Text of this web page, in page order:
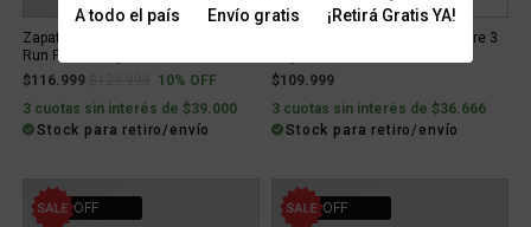
A todo el país Envío gratis ¡Retirá Gratis YA!
Zapatillas Running Skechers Go
Run Pure 4 Mujer
$116.999
Price reduced from
to10% OFF
3 cuotas sin interés de $39.000
Stock para retiro/envío
Zapatillas Skechers Go Run Pure 3
$109.999
3 cuotas sin interés de $36.666
Stock para retiro/envío
20% OFF 20% OFF